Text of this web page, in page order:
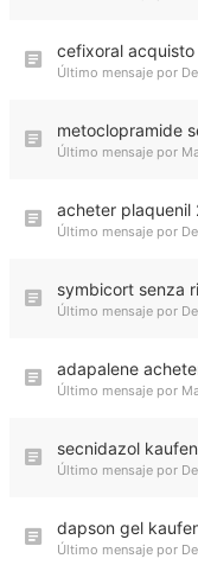
cefixoral
Último mensaje por
metoclopramide
Último mensaje por
acheter plaquenil
Último mensaje por
symbicort senza
Último mensaje por
adapalene
Último mensaje por
secnidazol kaufen
Último mensaje por
dapson gel
Último mensaje por